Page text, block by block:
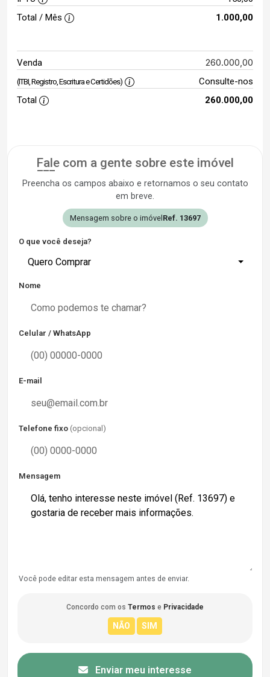
Total / Mês
1.000,00
Venda 260.000,00
(ITBI, Registro, Escritura e Certidões)
Consulte-nos
Total
260.000,00
Fale com a gente sobre este imóvel
Preencha os campos abaixo e retornamos o seu contato
em breve.
Mensagem sobre o imóvel Ref. 13697
O que você deseja?
Quero Comprar
Nome
Celular / WhatsApp
E-mail
Telefone fixo (opcional)
Mensagem
Você pode editar esta mensagem antes de enviar.
Concordo com os Termos e Privacidade
Enviar meu interesse